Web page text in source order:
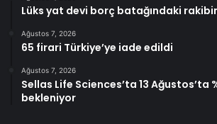
Lüks yat devi borç batağındaki
Ağustos 7, 2026
65 firari Türkiye’ye iade edildi
Ağustos 7, 2026
Sellas Life Sciences’ta 13 Ağustos’ta
bekleniyor